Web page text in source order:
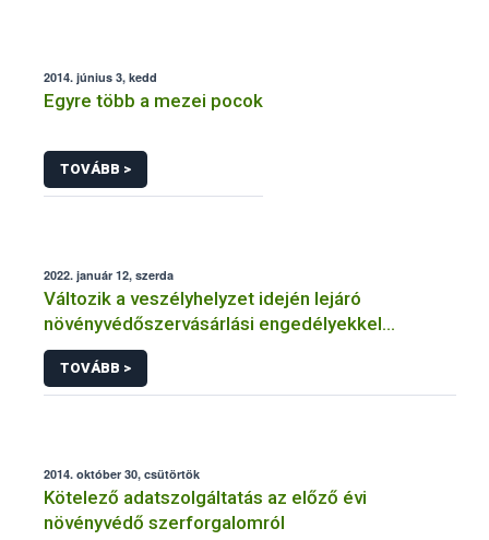
2014. június 3, kedd
Egyre több a mezei pocok
TOVÁBB >
2022. január 12, szerda
Változik a veszélyhelyzet idején lejáró
növényvédőszervásárlási engedélyekkel
kapcsolatos szabályozás
TOVÁBB >
2014. október 30, csütörtök
Kötelező adatszolgáltatás az előző évi
növényvédő szerforgalomról